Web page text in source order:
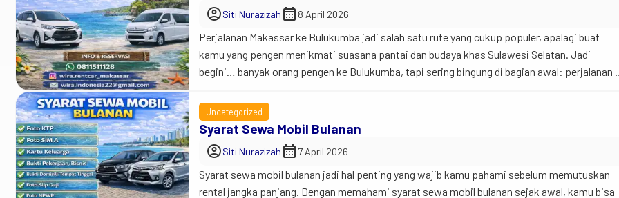
account_circleSiti Nurazizah calendar_month 8 April 2026
Perjalanan Makassar ke Bulukumba jadi salah satu rute yang cukup populer, apalagi buat
kamu yang pengen menikmati suasana pantai dan budaya khas Sulawesi Selatan. Jadi
begini… banyak orang pengen ke Bulukumba, tapi sering bingung di bagian awal: perjalanan
pilihan paling […]
Uncategorized
Syarat Sewa Mobil Bulanan
account_circleSiti Nurazizah calendar_month 7 April 2026
Syarat sewa mobil bulanan jadi hal penting yang wajib kamu pahami sebelum memutuskan
rental jangka panjang. Dengan memahami syarat sewa mobil bulanan sejak awal, kamu bisa
local_gas_stationSolar airline_seat_recline_extra13 Kursi
expand_circle_rightLihat Detail